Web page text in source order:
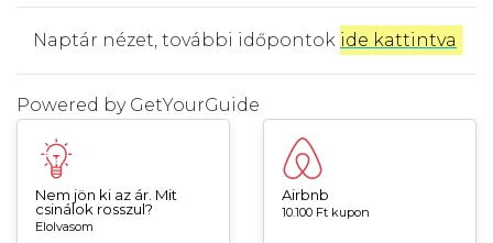
Naptár nézet, további időpontok ide kattintva
Powered by GetYourGuide
Nem jön ki az ár. Mit
csinálok rosszul?
Elolvasom
Airbnb
10.100 Ft kupon